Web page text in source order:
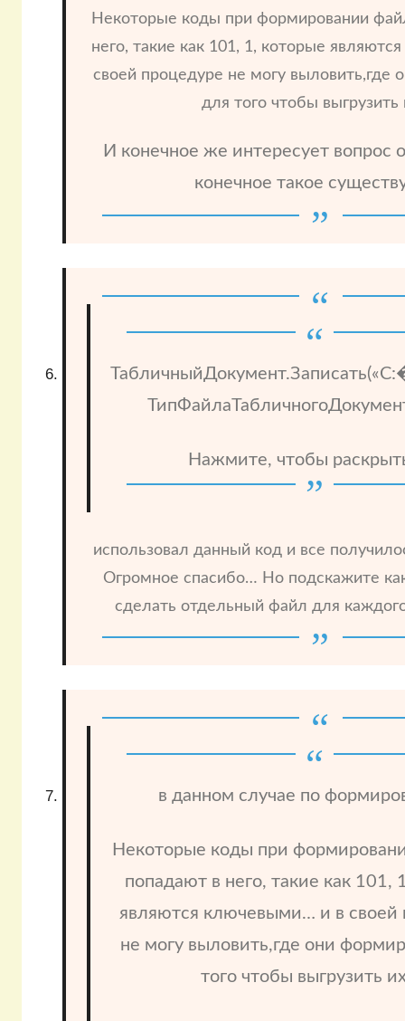
Некоторые коды при формировании
него, такие как 101, 1, которые
своей процедуре не могу выловить,где
для того чтобы выгрузить
И конечное же интересует вопрос
конечное такое
Нажмите, чтобы
использовал данный код и все
Огромное спасибо… Но подскажите
сделать отдельный файл для
в данном случае по
Некоторые коды при
попадают в него, такие как 101,
являются ключевыми… и в своей
не могу выловить,где они
того чтобы выгрузить